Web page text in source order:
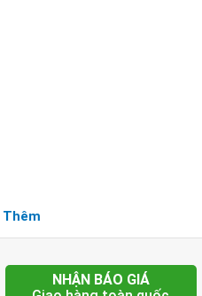
Thêm
NHẬN BÁO GIÁ